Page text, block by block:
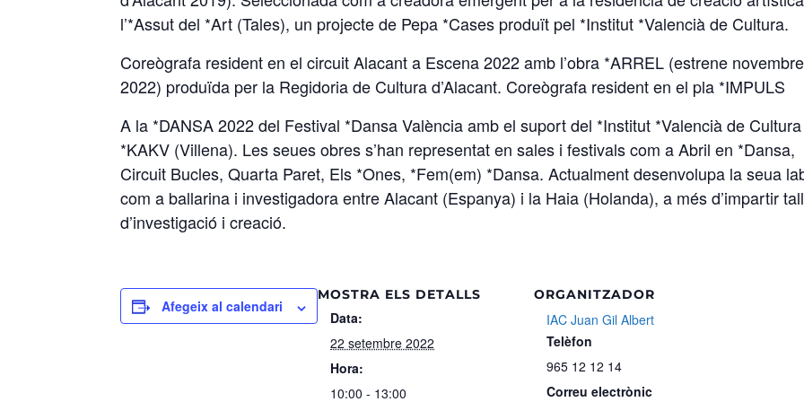
l’*Assut del *Art (Tales), un projecte de Pepa *Cases produït pel *Institut *Valencià de Cultura.
Coreògrafa resident en el circuit Alacant a Escena 2022 amb l’obra *ARREL (estrene novembre
2022) produïda per la Regidoria de Cultura d’Alacant. Coreògrafa resident en el pla *IMPULS
A la *DANSA 2022 del Festival *Dansa València amb el suport del *Institut *Valencià de
*KAKV (Villena). Les seues obres s’han representat en sales i festivals com a Abril en *Dansa,
Circuit Bucles, Quarta Paret, Els *Ones, *Fem(em) *Dansa. Actualment desenvolupa la seua
com a ballarina i investigadora entre Alacant (Espanya) i la Haia (Holanda), a més d’impartir
d’investigació i creació.
Afegeix al calendari
MOSTRA ELS DETALLS
Data:
22 setembre 2022
Hora:
10:00 - 13:00
ORGANITZADOR
IAC Juan Gil Albert
Telèfon
965 12 12 14
Correu electrònic